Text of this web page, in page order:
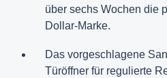
über sechs Wochen die
Dollar-Marke.
Das vorgeschlagene
Türöffner für regulierte